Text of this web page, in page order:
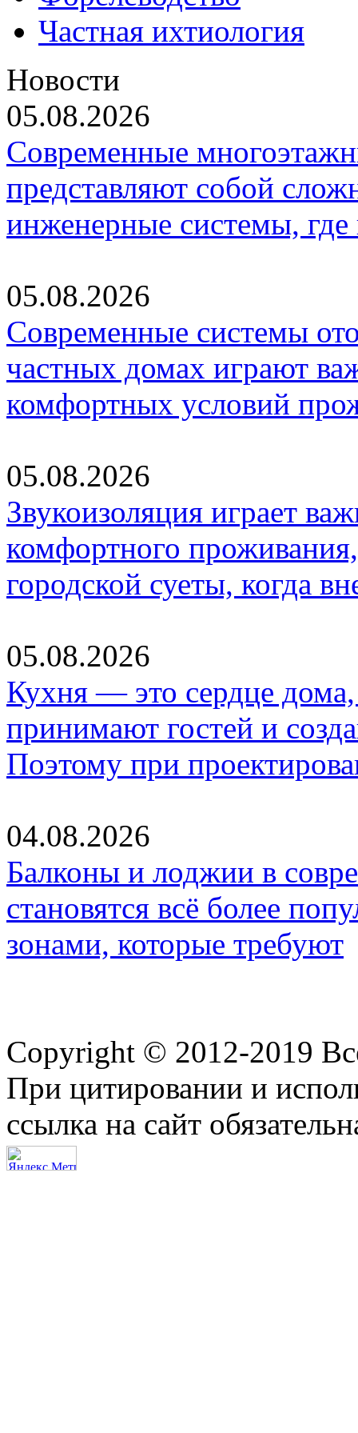
Частная ихтиология
Новости
05.08.2026
Современные
представляют собой
инженерные системы,
05.08.2026
Современные системы
частных домах играют
комфортных условий
05.08.2026
Звукоизоляция играет
комфортного
городской суеты, когда
05.08.2026
Кухня — это сердце дома,
принимают гостей и
Поэтому при
04.08.2026
Балконы и лоджии в
становятся всё более
зонами, которые требуют
Copyright © 2012-2019
При цитировании и
ссылка на сайт